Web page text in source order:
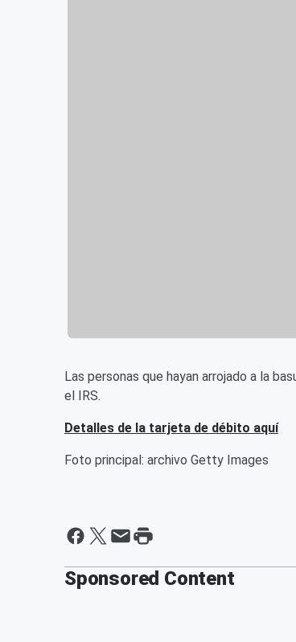
Las personas que hayan arrojado a la
el IRS.
Detalles de la tarjeta de débito aquí
Foto principal: archivo Getty Images
Sponsored Content